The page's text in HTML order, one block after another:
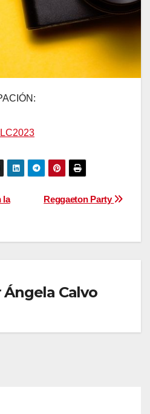
Reggaeton Party
la
Ángela Calvo